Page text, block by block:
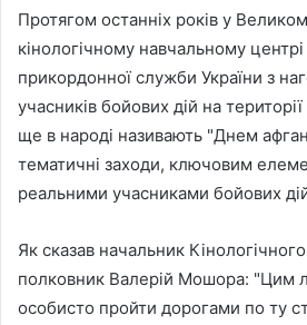
Протягом останніх років у
кінологічному навчальному
прикордонної служби України з
учасників бойових дій на
ще в народі називають "Днем
тематичні заходи, ключовим
реальними учасниками бойових дій
Як сказав начальник
полковник Валерій Мошора: "Цим
особисто пройти дорогами по ту